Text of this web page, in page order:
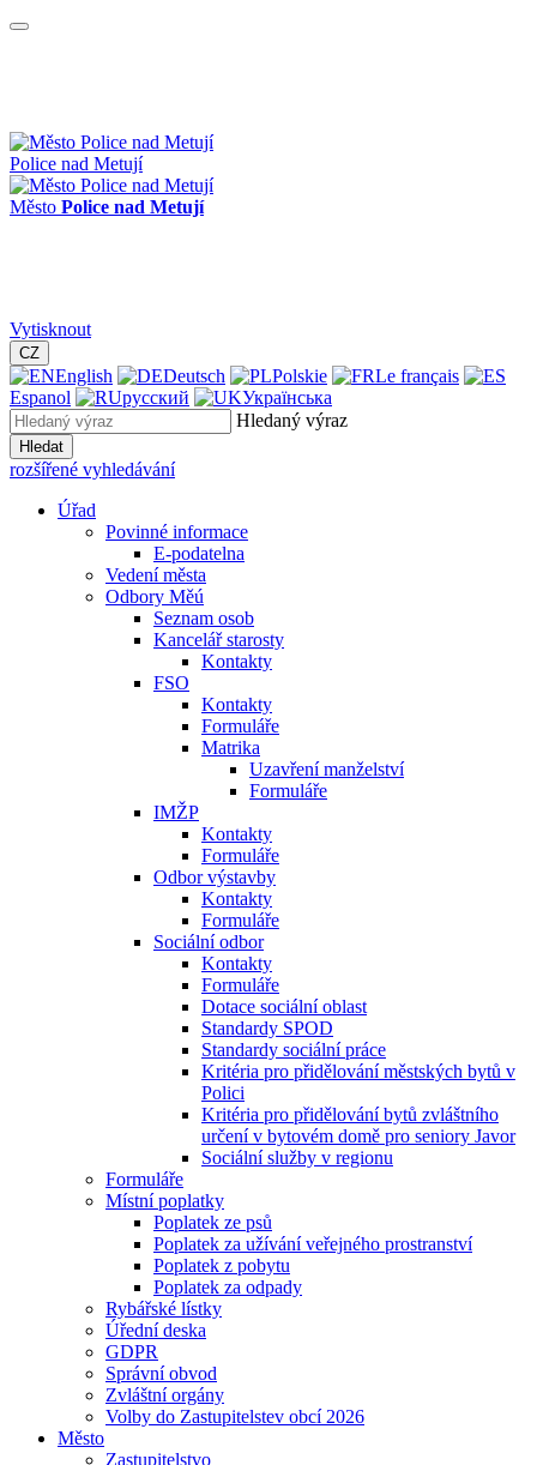
Police nad Metují
Město Police nad Metují
Vytisknout
CZ
English Deutsch Polskie
Le français
Espanol
русский
Українська
Hledaný výraz
Hledat
rozšířené vyhledávání
Úřad
Povinné informace
E-podatelna
Vedení města
Odbory Měú
Seznam osob
Kancelář starosty
Kontakty
FSO
Kontakty
Formuláře
Matrika
Uzavření manželství
Formuláře
IMŽP
Kontakty
Formuláře
Odbor výstavby
Kontakty
Formuláře
Sociální odbor
Kontakty
Formuláře
Dotace sociální oblast
Standardy SPOD
Standardy sociální práce
Kritéria pro přidělování městských bytů v
Polici
Kritéria pro přidělování bytů zvláštního
určení v bytovém domě pro seniory Javor
Sociální služby v regionu
Formuláře
Místní poplatky
Poplatek ze psů
Poplatek za užívání veřejného prostranství
Poplatek z pobytu
Poplatek za odpady
Rybářské lístky
Úřední deska
GDPR
Správní obvod
Zvláštní orgány
Volby do Zastupitelstev obcí 2026
Město
Zastupitelstvo